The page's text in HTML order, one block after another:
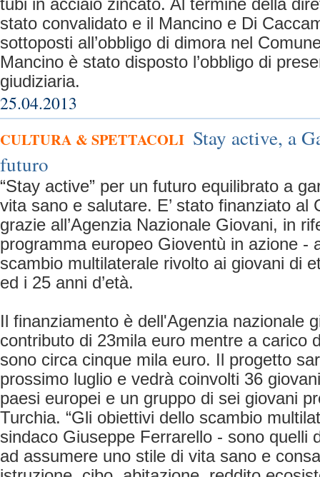
tubi in acciaio zincato. Al termine della
stato convalidato e il Mancino e Di
sottoposti all’obbligo di dimora nel
Mancino è stato disposto l’obbligo di
giudiziaria.
25.04.2013
CULTURA & SPETTACOLI Stay active, a
futuro
“Stay active” per un futuro equilibrato a
vita sano e salutare. E’ stato finanziato al
grazie all’Agenzia Nazionale Giovani, in
programma europeo Gioventù in azione -
scambio multilaterale rivolto ai giovani di
ed i 25 anni d’età.
Il finanziamento è dell'Agenzia nazionale
contributo di 23mila euro mentre a carico
sono circa cinque mila euro. Il progetto
prossimo luglio e vedrà coinvolti 36
paesi europei e un gruppo di sei giovani
Turchia. “Gli obiettivi dello scambio
sindaco Giuseppe Ferrarello - sono quelli
ad assumere uno stile di vita sano e